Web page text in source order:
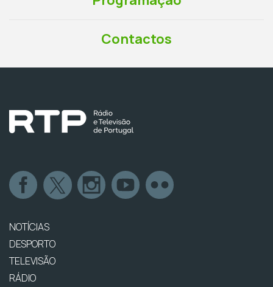
Contactos
NOTÍCIAS
DESPORTO
TELEVISÃO
RÁDIO